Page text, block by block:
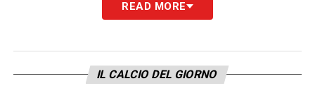
È come uno scudo di gomma: è più alto
sicurezza, protezione, se dovessi ricevere
una gomitata».
READ MORE
IL CALCIO DEL GIORNO